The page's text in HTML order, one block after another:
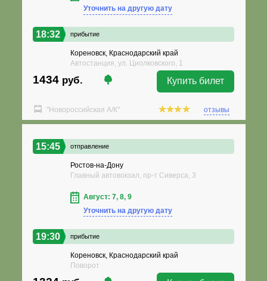
Уточнить на другую дату
18:32 прибытие
Кореновск, Краснодарский край
Автостанция, ул. Циолковского, 1
1434 руб. Купить билет
"Новороссийская А/К" отзывы
15:45 отправление
Ростов-на-Дону
Главный автовокзал, пр-т Сиверса, 3
Август: 7, 8, 9
Уточнить на другую дату
19:30 прибытие
Кореновск, Краснодарский край
Поворот